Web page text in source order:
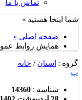
تماس با ما
شما اینجا هستید »
صفحه اصلی »
همایش روابط
گروه : استان / خانه
پ
شناسه : 14360